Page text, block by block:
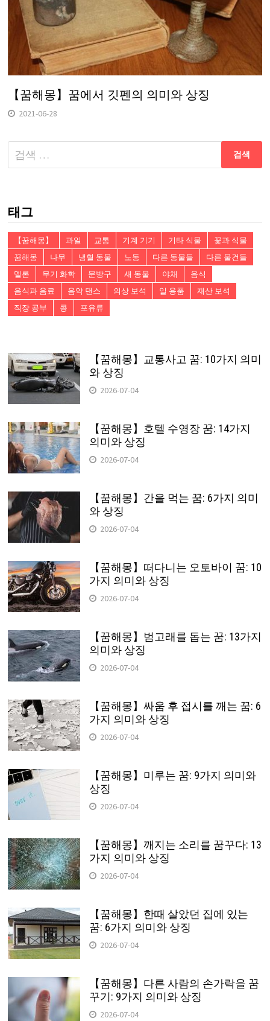
【꿈해몽】꿈에서 깃펜의 의미와 상징
2021-06-28
다
음
태그
【꿈해몽】 과일 교통 기계 기기 기타 식물
꽃과 식물
꿈해몽
나무 냉혈 동물 노동 다른 동물들
다른 물건들
멜론
무기 화학 문방구 새 동물 야채
음식
음식과 음료
음악 댄스 의상 보석 일 용품
재산 보석
직장 공부
콩 포유류
【꿈해몽】교통사고 꿈: 10가지 의미
와 상징
2026-07-04
【꿈해몽】호텔 수영장 꿈: 14가지
의미와 상징
2026-07-04
【꿈해몽】간을 먹는 꿈: 6가지 의미
와 상징
2026-07-04
【꿈해몽】떠다니는 오토바이 꿈: 10
가지 의미와 상징
2026-07-04
【꿈해몽】범고래를 돕는 꿈: 13가지
의미와 상징
2026-07-04
【꿈해몽】싸움 후 접시를 깨는 꿈: 6
가지 의미와 상징
2026-07-04
【꿈해몽】미루는 꿈: 9가지 의미와
상징
2026-07-04
【꿈해몽】깨지는 소리를 꿈꾸다: 13
가지 의미와 상징
2026-07-04
【꿈해몽】한때 살았던 집에 있는
꿈: 6가지 의미와 상징
2026-07-04
【꿈해몽】다른 사람의 손가락을 꿈
꾸기: 9가지 의미와 상징
2026-07-04